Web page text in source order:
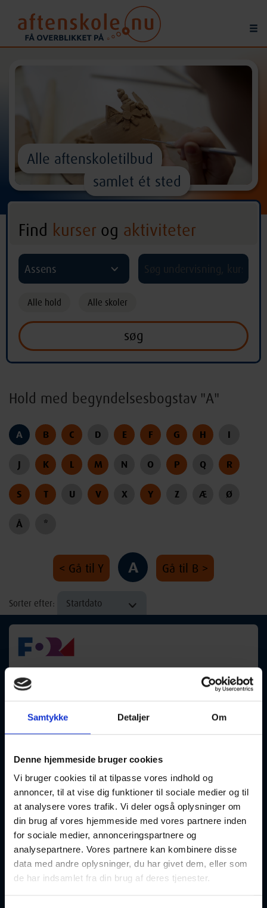
Samtykke Detaljer Om
Denne hjemmeside bruger cookies
Vi bruger cookies til at tilpasse vores indhold og
annoncer, til at vise dig funktioner til sociale medier og til
at analysere vores trafik. Vi deler også oplysninger om
din brug af vores hjemmeside med vores partnere inden
for sociale medier, annonceringspartnere og
analysepartnere. Vores partnere kan kombinere disse
data med andre oplysninger, du har givet dem, eller som
de har indsamlet fra din brug af deres tjenester.
Alle aftenskoletilbud
samlet ét sted
Find kurser og aktiviteter
Assens ^
Alle hold Alle skoler
Hold med begyndelsesbogstav "A"
A B C D E F G H I
J K L M N O P Q R
S T U V X Y Z Æ Ø
Å *
< Gå til Y A Gå til B >
Sorter efter: Startdato
Akvarelmaling 2. halvår
Tommerup Optager løbende
At
male en god akvarel er en balance mellem at styre vand,
farver og pensler og at
turde give slip og hilse det uplanlagte velkommen.
Kurset
henvender sig til såvel begyndere som øvede. Det eneste,
der kræves, er lyst
til at lege med akvarellens muligheder.